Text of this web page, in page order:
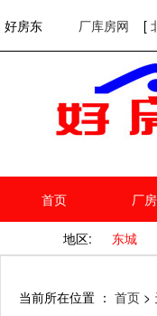
好房东 厂库房网 [
欢迎访问好房东！网站首页
首页 厂房
地区: 东城
当前所在位置 ： 首页 >